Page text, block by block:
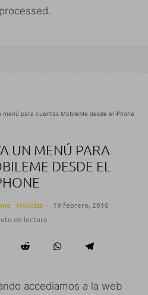
menú para cuentas MobileMe desde el iPhone
UN MENÚ PARA
DESDE EL
Noticias · 19 febrero, 2010 ·
de lectura
accediamos a la web